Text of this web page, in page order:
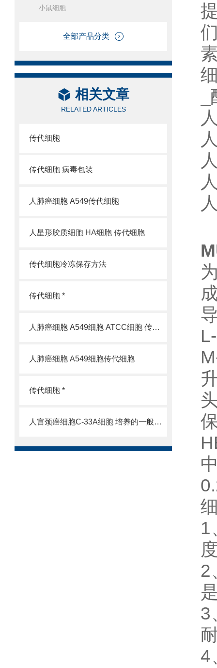
小鼠细胞
全部产品分类
相关文章
RELATED ARTICLES
传代细胞
传代细胞 病毒包装
人肺癌细胞 A549传代细胞
人星形胶质细胞 HA细胞 传代细胞
传代细胞冷冻保存方法
传代细胞 *
人肺癌细胞 A549细胞 ATCC细胞 传代细胞
人肺癌细胞 A549细胞传代细胞
传代细胞 *
人宫颈癌细胞C-33A细胞 培养的一般过程
1
2
3
4